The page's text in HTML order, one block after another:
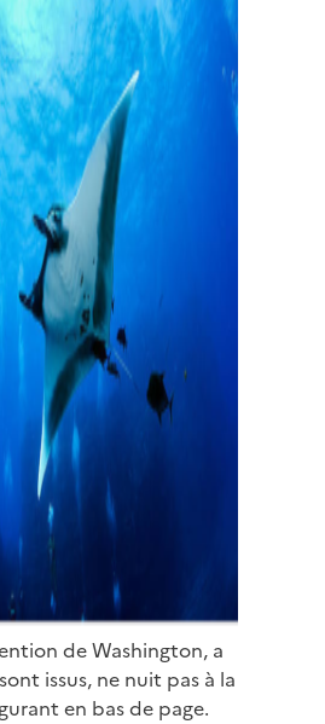
de Washington, a
issus, ne nuit pas à la
en bas de page.